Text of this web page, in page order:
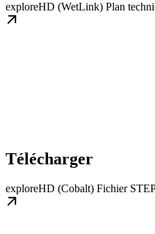
exploreHD (WetLink) Plan
Télécharger
exploreHD (Cobalt) Fichier